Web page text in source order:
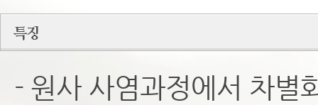
- 원사 사염과정에서 차별